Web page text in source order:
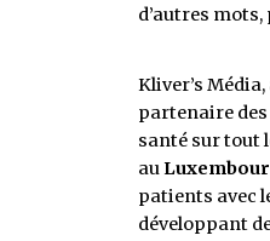
d’autres mots,
Kliver’s
partenaire des
santé sur tout
au
patients avec
développant